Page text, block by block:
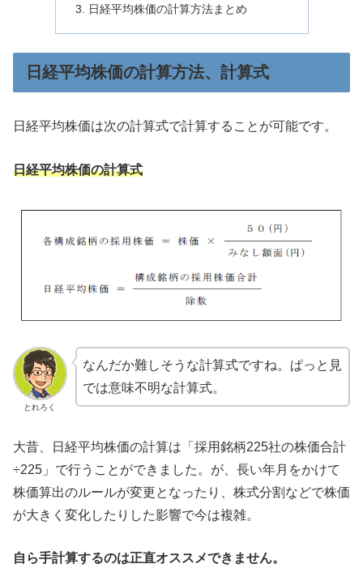
日経平均株価の計算方法まとめ
日経平均株価の計算方法、計算式
日経平均株価は次の計算式で計算することが可能です。
日経平均株価の計算式
とれろく
なんだか難しそうな計算式ですね。ぱっと見
では意味不明な計算式。
大昔、日経平均株価の計算は「採用銘柄225社の株価合計
÷225」で行うことができました。が、長い年月をかけて
株価算出のルールが変更となったり、株式分割などで株価
が大きく変化したりした影響で今は複雑。
自ら手計算するのは正直オススメできません。